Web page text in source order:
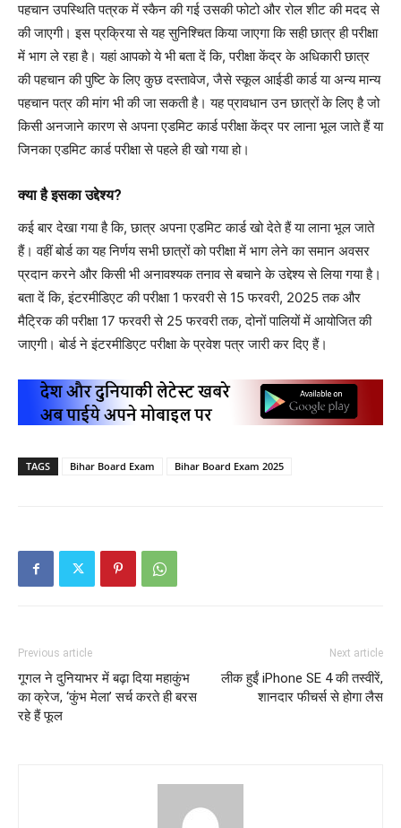
पहचान उपस्थिति पत्रक में स्कैन की गई उसकी फोटो और रोल शीट की मदद से
की जाएगी। इस प्रक्रिया से यह सुनिश्चित किया जाएगा कि सही छात्र ही परीक्षा
में भाग ले रहा है। यहां आपको ये भी बता दें कि, परीक्षा केंद्र के अधिकारी छात्र
की पहचान की पुष्टि के लिए कुछ दस्तावेज, जैसे स्कूल आईडी कार्ड या अन्य मान्य
पहचान पत्र की मांग भी की जा सकती है। यह प्रावधान उन छात्रों के लिए है जो
किसी अनजाने कारण से अपना एडमिट कार्ड परीक्षा केंद्र पर लाना भूल जाते हैं या
जिनका एडमिट कार्ड परीक्षा से पहले ही खो गया हो।
क्या है इसका उद्देश्य?
कई बार देखा गया है कि, छात्र अपना एडमिट कार्ड खो देते हैं या लाना भूल जाते
हैं। वहीं बोर्ड का यह निर्णय सभी छात्रों को परीक्षा में भाग लेने का समान अवसर
प्रदान करने और किसी भी अनावश्यक तनाव से बचाने के उद्देश्य से लिया गया है।
बता दें कि, इंटरमीडिएट की परीक्षा 1 फरवरी से 15 फरवरी, 2025 तक और
मैट्रिक की परीक्षा 17 फरवरी से 25 फरवरी तक, दोनों पालियों में आयोजित की
जाएगी। बोर्ड ने इंटरमीडिएट परीक्षा के प्रवेश पत्र जारी कर दिए हैं।
TAGS Bihar Board Exam Bihar Board Exam 2025
Previous article
गूगल ने दुनियाभर में बढ़ा दिया महाकुंभ
का क्रेज, ‘कुंभ मेला’ सर्च करते ही बरस
रहे हैं फूल
Next article
लीक हुईं iPhone SE 4 की तस्वीरें,
शानदार फीचर्स से होगा लैस